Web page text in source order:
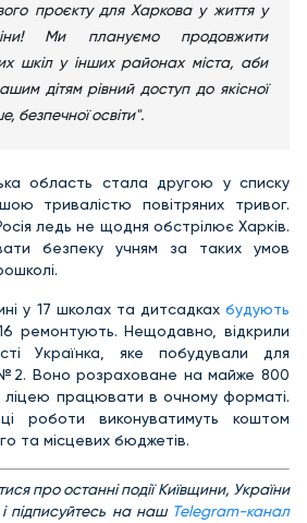
проєкту для Харкова у життя у
Ми плануємо продовжити
шкіл у інших районах міста, аби
дітям рівний доступ до якісної
безпечної освіти".
область стала другою у списку
тривалістю повітряних тривог.
ледь не щодня обстрілює Харків.
безпеку учням за таких умов
у 17 школах та дитсадках будують
ремонтують. Нещодавно, відкрили
Українка, яке побудували для
Воно розраховане на майже 800
працювати в очному форматі.
роботи виконуватимуть коштом
та місцевих бюджетів.
про останні події Київщини, України
підписуйтесь на наш Telegram-канал